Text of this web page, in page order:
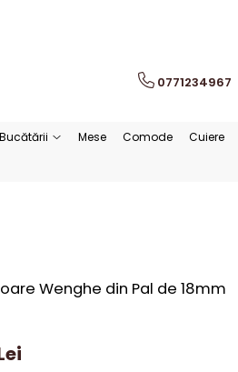
0771234967
Bucătării Mese Comode Cuiere
Wenghe din Pal de 18mm